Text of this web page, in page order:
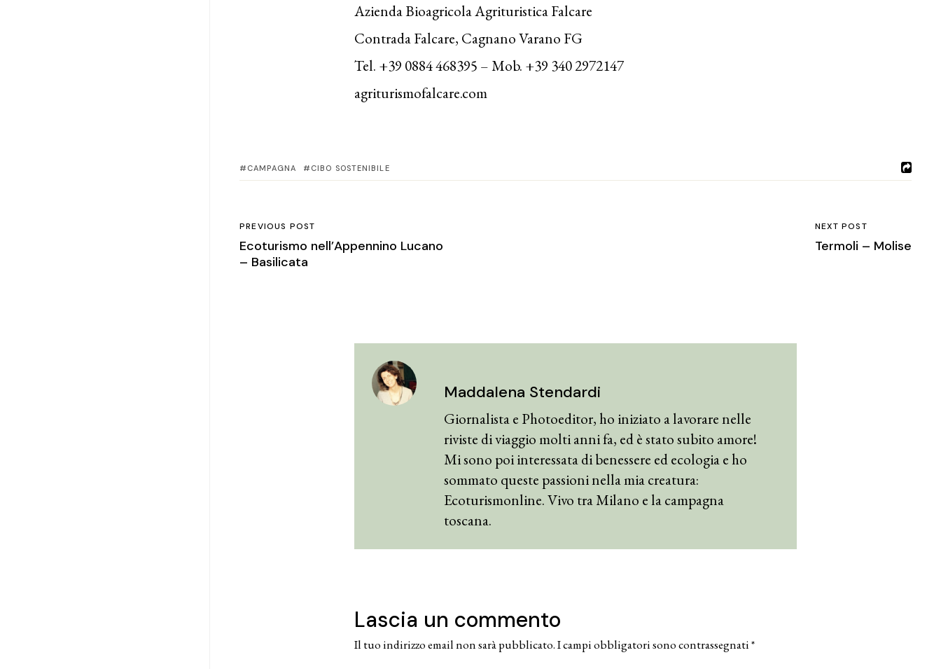
Azienda Bioagricola Agrituristica Falcare
Contrada Falcare, Cagnano Varano FG
Tel. +39 0884 468395 – Mob. +39 340 2972147
agriturismofalcare.com
CAMPAGNA CIBO SOSTENIBILE
PREVIOUS POST
Ecoturismo nell’Appennino Lucano
– Basilicata
NEXT POST
Termoli – Molise
Maddalena Stendardi
Giornalista e Photoeditor, ho iniziato a lavorare nelle
riviste di viaggio molti anni fa, ed è stato subito amore!
Mi sono poi interessata di benessere ed ecologia e ho
sommato queste passioni nella mia creatura:
Ecoturismonline. Vivo tra Milano e la campagna
toscana.
Lascia un commento
Il tuo indirizzo email non sarà pubblicato.I campi obbligatori sono contrassegnati*